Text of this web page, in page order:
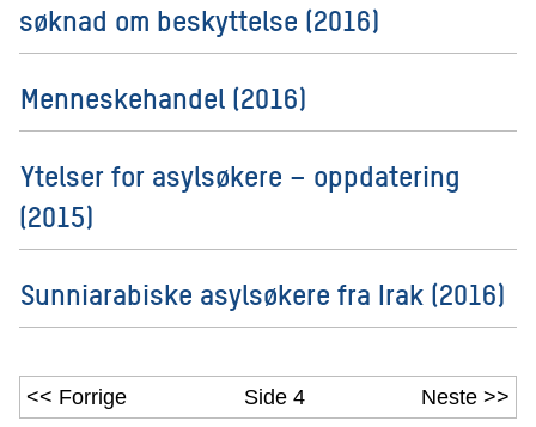
søknad om beskyttelse (2016)
Menneskehandel (2016)
Ytelser for asylsøkere – oppdatering
(2015)
Sunniarabiske asylsøkere fra Irak (2016)
Forrige Side 4 Neste